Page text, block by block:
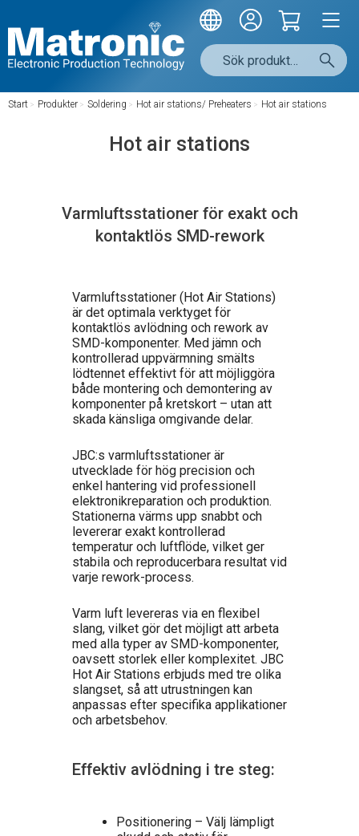
Start / Produkter / Soldering / Hot air stations/ Preheaters / Hot air stations
Hot air stations
Varmluftsstationer för exakt och
kontaktlös SMD-rework
Varmluftsstationer (Hot Air Stations)
är det optimala verktyget för
kontaktlös avlödning och rework av
SMD-komponenter. Med jämn och
kontrollerad uppvärmning smälts
lödtennet effektivt för att möjliggöra
både montering och demontering av
komponenter på kretskort – utan att
skada känsliga omgivande delar.
JBC:s varmluftsstationer är
utvecklade för hög precision och
enkel hantering vid professionell
elektronikreparation och produktion.
Stationerna värms upp snabbt och
levererar exakt kontrollerad
temperatur och luftflöde, vilket ger
stabila och reproducerbara resultat vid
varje rework-process.
Varm luft levereras via en flexibel
slang, vilket gör det möjligt att arbeta
med alla typer av SMD-komponenter,
oavsett storlek eller komplexitet. JBC
Hot Air Stations erbjuds med tre olika
slangset, så att utrustningen kan
anpassas efter specifika applikationer
och arbetsbehov.
Effektiv avlödning i tre steg:
Positionering – Välj lämpligt